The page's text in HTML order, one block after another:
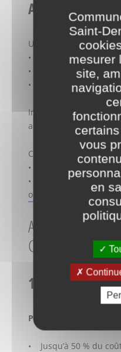
Un opérateur
• Diagnostic
• Conseils techniques
• Montage des
Important : ne pas
accord et dépôt de la
Contacts SOREQA :
• Wilson : 06 58 07 32
• Centre-ville : 06 62
AIDES DE
COPROPRIÉTÉS
1. En cas de
Pour les copropriétés
• Jusqu’à 50 % du
Saint-
mesurer
site,
vous
en